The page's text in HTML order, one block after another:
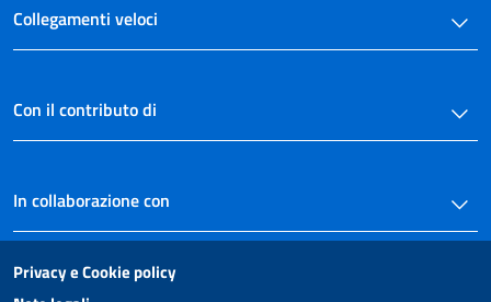
Collegamenti veloci
Con il contributo di
In collaborazione con
Privacy e Cookie policy